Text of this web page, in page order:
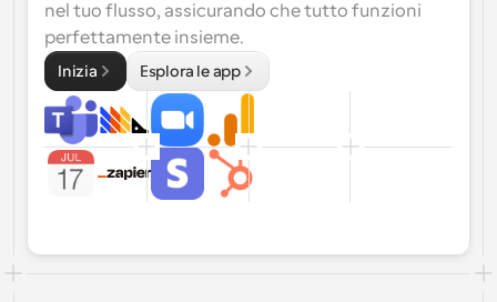
nel tuo flusso, assicurando che tutto funzioni
perfettamente insieme.
Inizia Esplora le app